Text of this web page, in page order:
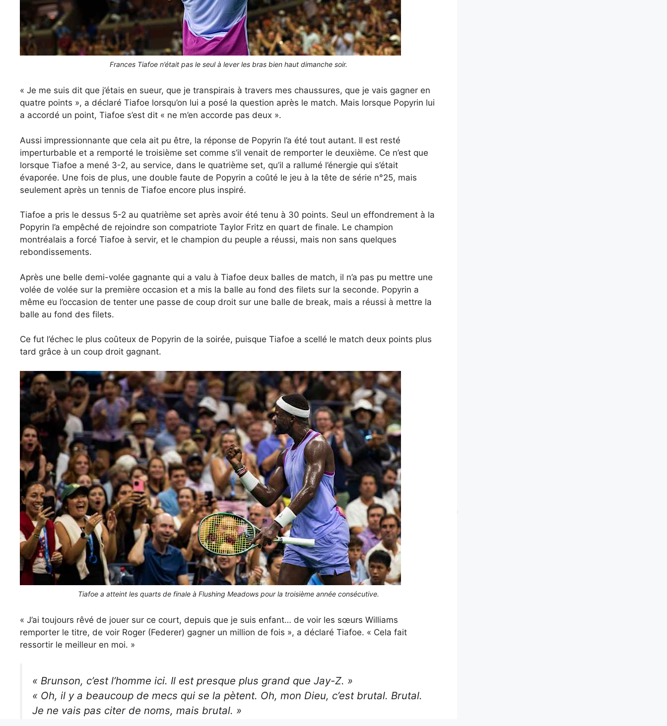
Frances Tiafoe n’était pas le seul à lever les bras bien haut dimanche soir.
« Je me suis dit que j’étais en sueur, que je transpirais à travers mes chaussures, que je vais gagner en
quatre points », a déclaré Tiafoe lorsqu’on lui a posé la question après le match. Mais lorsque Popyrin lui
a accordé un point, Tiafoe s’est dit « ne m’en accorde pas deux ».
Aussi impressionnante que cela ait pu être, la réponse de Popyrin l’a été tout autant. Il est resté
imperturbable et a remporté le troisième set comme s’il venait de remporter le deuxième. Ce n’est que
lorsque Tiafoe a mené 3-2, au service, dans le quatrième set, qu’il a rallumé l’énergie qui s’était
évaporée. Une fois de plus, une double faute de Popyrin a coûté le jeu à la tête de série n°25, mais
seulement après un tennis de Tiafoe encore plus inspiré.
Tiafoe a pris le dessus 5-2 au quatrième set après avoir été tenu à 30 points. Seul un effondrement à la
Popyrin l’a empêché de rejoindre son compatriote Taylor Fritz en quart de finale. Le champion
montréalais a forcé Tiafoe à servir, et le champion du peuple a réussi, mais non sans quelques
rebondissements.
Après une belle demi-volée gagnante qui a valu à Tiafoe deux balles de match, il n’a pas pu mettre une
volée de volée sur la première occasion et a mis la balle au fond des filets sur la seconde. Popyrin a
même eu l’occasion de tenter une passe de coup droit sur une balle de break, mais a réussi à mettre la
balle au fond des filets.
Ce fut l’échec le plus coûteux de Popyrin de la soirée, puisque Tiafoe a scellé le match deux points plus
tard grâce à un coup droit gagnant.
Tiafoe a atteint les quarts de finale à Flushing Meadows pour la troisième année consécutive.
« J’ai toujours rêvé de jouer sur ce court, depuis que je suis enfant… de voir les sœurs Williams
remporter le titre, de voir Roger (Federer) gagner un million de fois », a déclaré Tiafoe. « Cela fait
ressortir le meilleur en moi. »
« Brunson, c’est l’homme ici. Il est presque plus grand que Jay-Z. »
« Oh, il y a beaucoup de mecs qui se la pètent. Oh, mon Dieu, c’est brutal. Brutal.
Je ne vais pas citer de noms, mais brutal. »